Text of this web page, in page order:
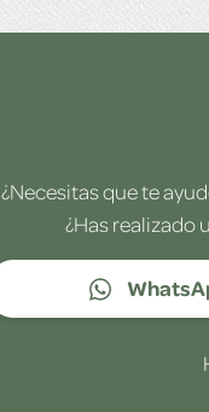
¿Necesitas que te
¿Has realizado